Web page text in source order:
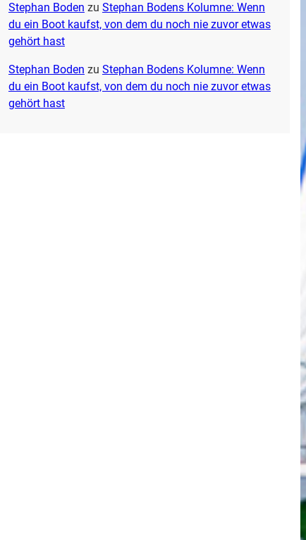
Stephan Boden zu Stephan Bodens Kolumne: Wenn
du ein Boot kaufst, von dem du noch nie zuvor etwas
gehört hast
Stephan Boden zu Stephan Bodens Kolumne: Wenn
du ein Boot kaufst, von dem du noch nie zuvor etwas
gehört hast